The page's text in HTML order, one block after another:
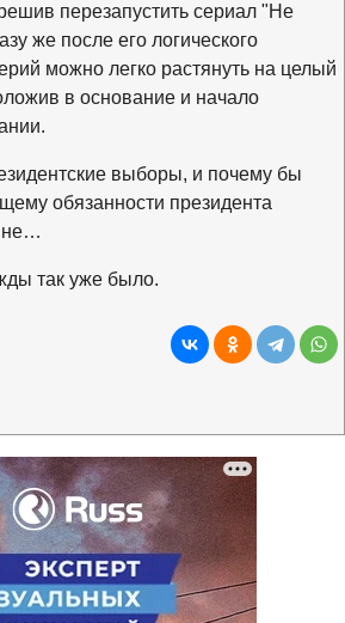
перезапустить сериал "Не
же после его логического
можно легко растянуть на целый
в основание и начало
выборы, и почему бы
обязанности президента
не…
так уже было.